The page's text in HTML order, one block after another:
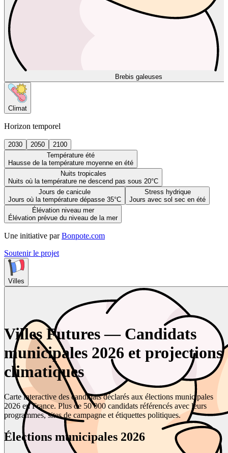
Brebis galeuses
Climat
Horizon temporel
2030 2050
2100
Température été
Hausse de la température moyenne en été
Nuits tropicales
Nuits où la température ne descend pas sous 20°C
Jours de canicule
Jours où la température dépasse 35°C
Stress hydrique
Jours avec sol sec en été
Élévation niveau mer
Élévation prévue du niveau de la mer
Une initiative par Bonpote.com
Soutenir le projet
Villes
Villes Futures — Candidats
municipales 2026 et projections
climatiques
Carte interactive des candidats déclarés aux élections municipales
2026 en France. Plus de 50 000 candidats référencés avec leurs
programmes, sites de campagne et étiquettes politiques.
Élections municipales 2026